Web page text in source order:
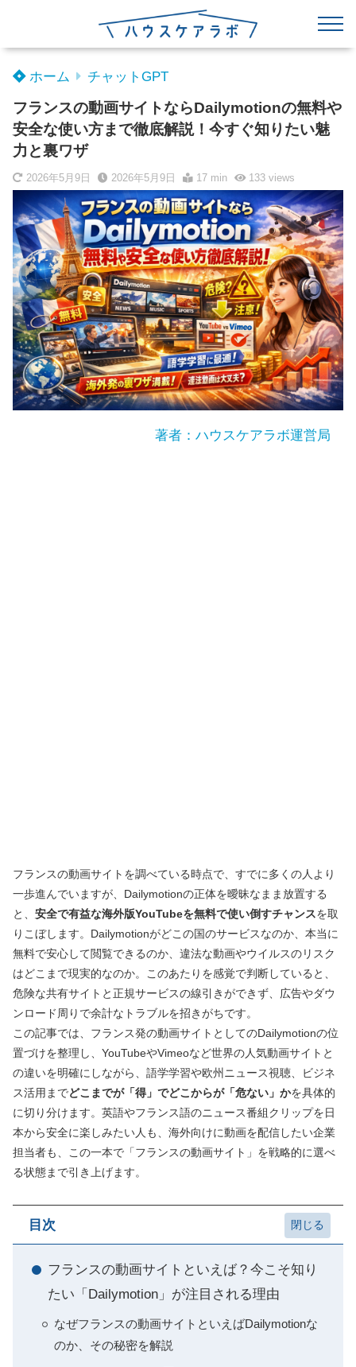
ホーム チャットGPT
フランスの動画サイトならDailymotionの無料や
安全な使い方まで徹底解説！今すぐ知りたい魅
力と裏ワザ
2026年5月9日 2026年5月9日 17 min 133views
著者：ハウスケアラボ運営局
フランスの動画サイトを調べている時点で、すでに多くの人より
一歩進んでいますが、Dailymotionの正体を曖昧なまま放置する
と、 安全で有益な海外版YouTubeを無料で使い倒すチャンスを取
りこぼします。Dailymotionがどこの国のサービスなのか、本当に
無料で安心して閲覧できるのか、違法な動画やウイルスのリスク
はどこまで現実的なのか。このあたりを感覚で判断していると、
危険な共有サイトと正規サービスの線引きができず、広告やダウ
ンロード周りで余計なトラブルを招きがちです。
この記事では、フランス発の動画サイトとしてのDailymotionの位
置づけを整理し、YouTubeやVimeoなど世界の人気動画サイトと
の違いを明確にしながら、語学学習や欧州ニュース視聴、ビジネ
ス活用までどこまでが「得」でどこからが「危ない」かを具体的
に切り分けます。英語やフランス語のニュース番組クリップを日
本から安全に楽しみたい人も、海外向けに動画を配信したい企業
担当者も、この一本で「フランスの動画サイト」を戦略的に選べ
る状態まで引き上げます。
目次
フランスの動画サイトといえば？今こそ知り
たい「Dailymotion」が注目される理由
なぜフランスの動画サイトといえばDailymotionな
のか、その秘密を解説